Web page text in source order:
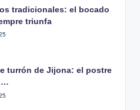
tradicionales: el bocado
triunfa
turrón de Jijona: el postre